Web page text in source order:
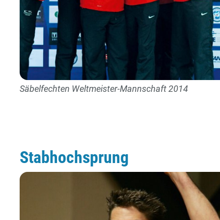
Säbelfechten Weltmeister-Mannschaft 2014
Stabhochsprung